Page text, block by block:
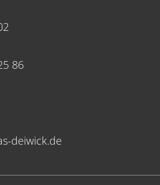
86
deiwick.de